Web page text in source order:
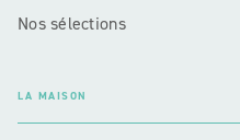
Nos sélections
LA MAISON